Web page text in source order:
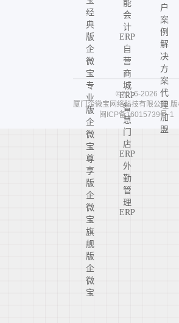
经
典
版
企
微
宝
专
业
版
企
微
宝
尊
享
版
企
微
宝
旗
舰
版
企
微
宝
能
会
计
ERP
自
营
商
城
ERP
智
慧
门
店
ERP
外
勤
管
理
ERP
户
案
例
解
决
方
案
代
理
加
盟
©2016-2026
厦门企微宝网络科技有限公司 版
闽ICP备16015739号-1